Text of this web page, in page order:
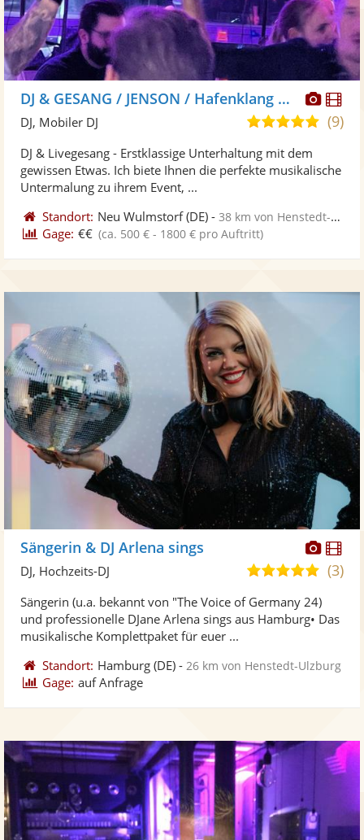
DJ & GESANG / JENSON / Hafenklang Musik
4,9(9)
DJ, Mobiler DJ
DJ & Livegesang - Erstklassige Unterhaltung mit dem
gewissen Etwas. Ich biete Ihnen die perfekte musikalische
Untermalung zu ihrem Event, ...
Standort: Neu Wulmstorf(DE) -38 km von Henstedt-Ulzburg
Gage: €€ (ca. 500 € - 1800 € pro Auftritt)
Sängerin & DJ Arlena sings
5,0
5
(3)
DJ, Hochzeits-DJ
Sängerin (u.a. bekannt von "The Voice of Germany 24)
und professionelle DJane Arlena sings aus Hamburg• Das
musikalische Komplettpaket für euer ...
Standort: Hamburg (DE) - 26 km von Henstedt-Ulzburg
Gage: auf Anfrage